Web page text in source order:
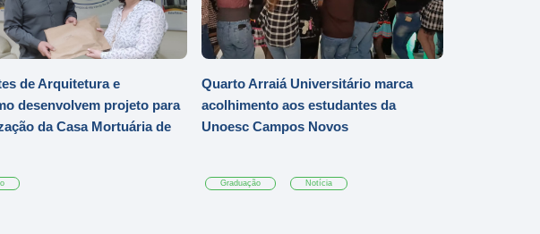
de Arquitetura e
desenvolvem projeto para
da Casa Mortuária de
Quarto Arraiá Universitário marca
acolhimento aos estudantes da
Unoesc Campos Novos
Graduação Notícia